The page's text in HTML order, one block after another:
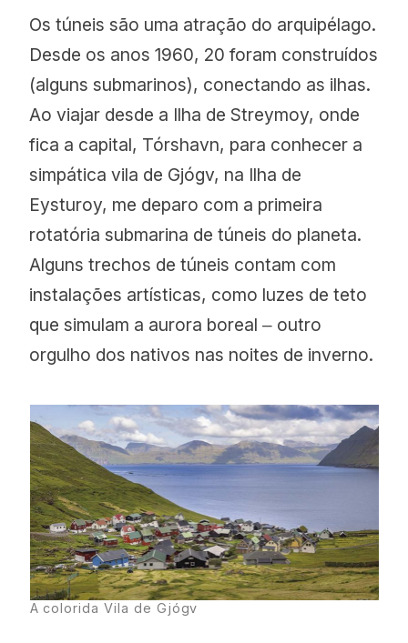
Os túneis são uma atração do arquipélago.
Desde os anos 1960, 20 foram construídos
(alguns submarinos), conectando as ilhas.
Ao viajar desde a Ilha de Streymoy, onde
fica a capital, Tórshavn, para conhecer a
simpática vila de Gjógv, na Ilha de
Eysturoy, me deparo com a primeira
rotatória submarina de túneis do planeta.
Alguns trechos de túneis contam com
instalações artísticas, como luzes de teto
que simulam a aurora boreal ‒ outro
orgulho dos nativos nas noites de inverno.
A colorida Vila de Gjógv